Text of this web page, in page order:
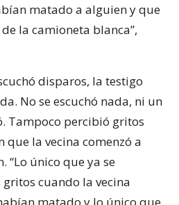
matado a alguien y que
la camioneta blanca”,
disparos, la testigo
No se escuchó nada, ni un
Tampoco percibió gritos
que la vecina comenzó a
“Lo único que ya se
cuando la vecina